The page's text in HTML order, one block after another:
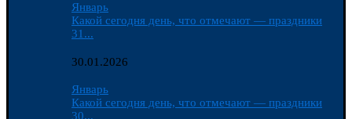
Январь
Какой сегодня день, что отмечают — праздники
31...
30.01.2026
Январь
Какой сегодня день, что отмечают — праздники
30...